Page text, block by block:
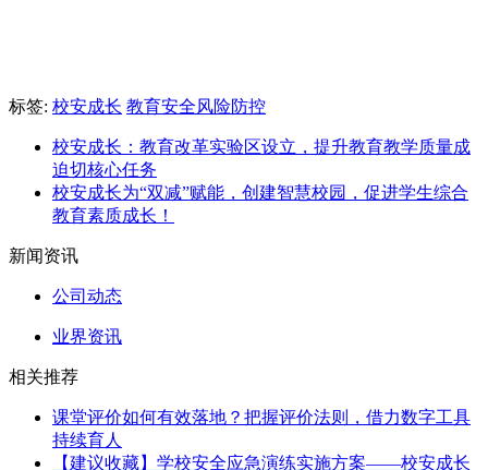
标签: 校安成长 教育安全风险防控
校安成长：教育改革实验区设立，提升教育教学质量成
迫切核心任务
校安成长为“双减”赋能，创建智慧校园，促进学生综合
教育素质成长！
新闻资讯
公司动态
业界资讯
相关推荐
课堂评价如何有效落地？把握评价法则，借力数字工具
持续育人
【建议收藏】学校安全应急演练实施方案——校安成长